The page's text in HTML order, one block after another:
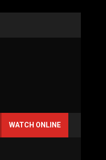
WATCH ONLINE